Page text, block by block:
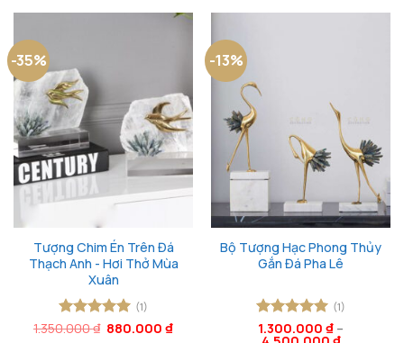
-35%
Tượng Chim Én Trên Đá
Thạch Anh - Hơi Thở Mùa
Xuân
Được xếp
(1)
1.350.000₫ Giá
880.000₫Giá
-13%
Bộ Tượng Hạc Phong Thủy
Gắn Đá Pha Lê
Được xếp
(1)
1.300.000 ₫ –